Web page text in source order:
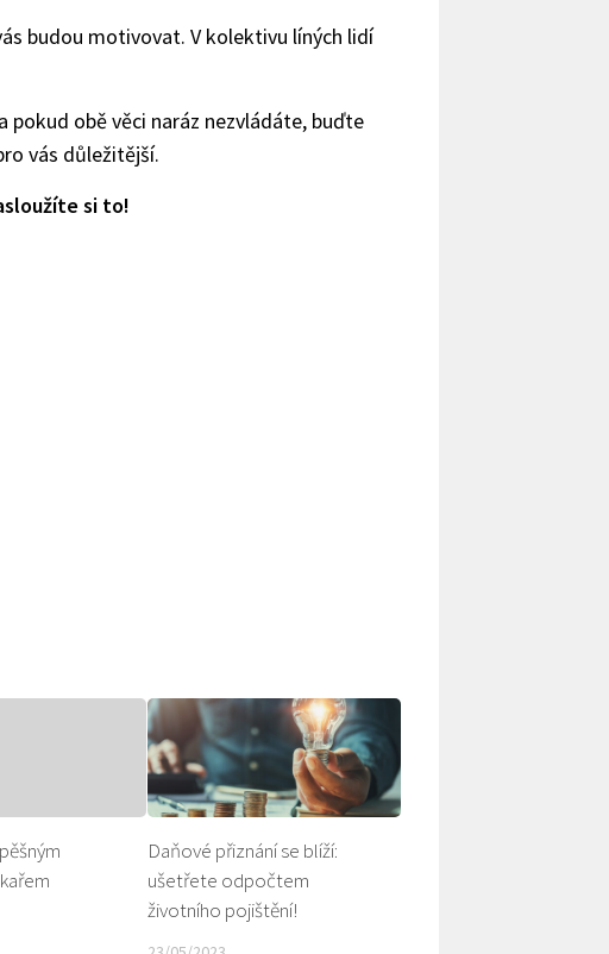
budou motivovat. V kolektivu líných lidí
a pokud obě věci naráz nezvládáte, buďte
vás důležitější.
si to!
Daňové přiznání se blíží:
ušetřete odpočtem
životního pojištění!